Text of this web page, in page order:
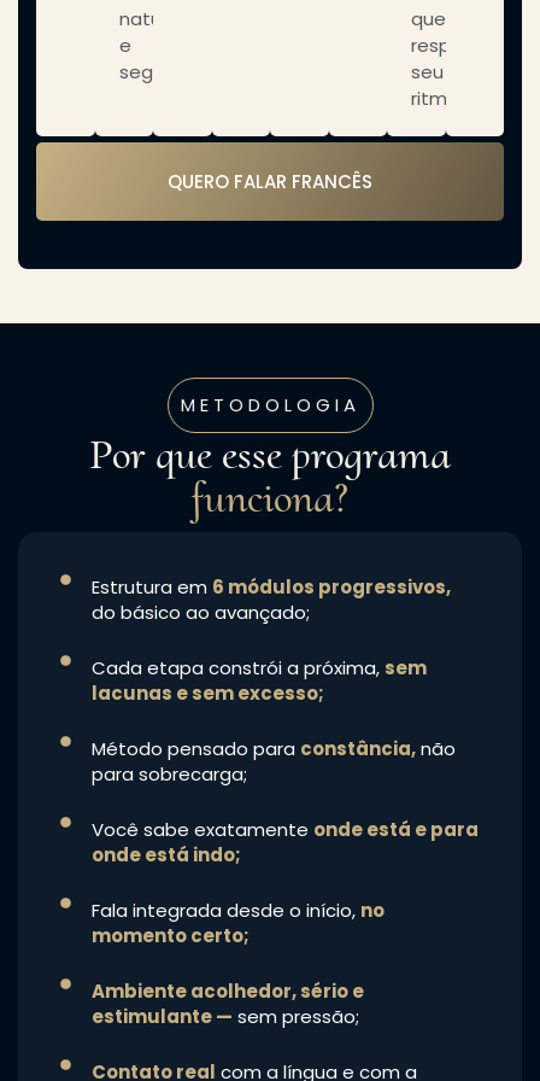
naturalidade
e
segurança;
que
respeita
seu
ritmo.
QUERO FALAR FRANCÊS
METODOLOGIA
Por que esse programa
funciona?
Estrutura em 6 módulos progressivos,
do básico ao avançado;
Cada etapa constrói a próxima, sem
lacunas e sem excesso;
Método pensado para constância,não
para sobrecarga;
Você sabe exatamente onde está e para
onde está indo;
Fala integrada desde o início, no
momento certo;
Ambiente acolhedor, sério e
estimulante — sem pressão;
Contato real com a língua e com a